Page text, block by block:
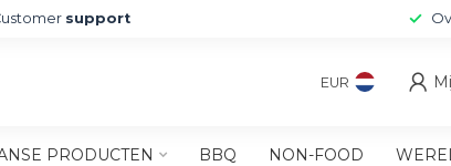
support
EUR
PRODUCTEN BBQ NON-FOOD